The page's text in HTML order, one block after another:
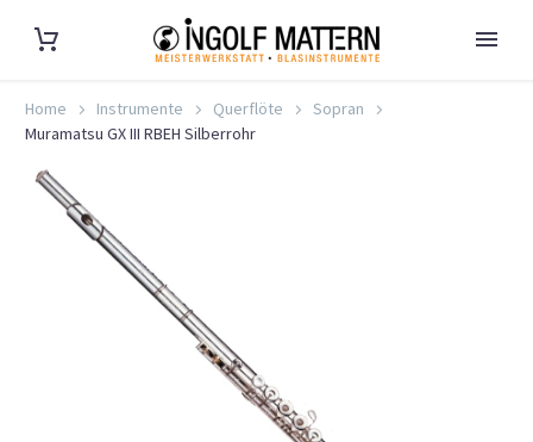
Home Instrumente Querflöte
Sopran
Muramatsu GX III RBEH Silberrohr